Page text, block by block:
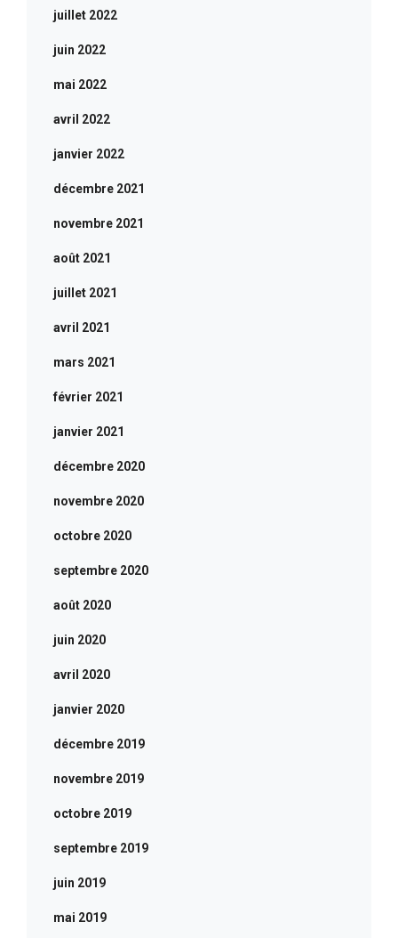
juillet 2022
juin 2022
mai 2022
avril 2022
janvier 2022
décembre 2021
novembre 2021
août 2021
juillet 2021
avril 2021
mars 2021
février 2021
janvier 2021
décembre 2020
novembre 2020
octobre 2020
septembre 2020
août 2020
juin 2020
avril 2020
janvier 2020
décembre 2019
novembre 2019
octobre 2019
septembre 2019
juin 2019
mai 2019